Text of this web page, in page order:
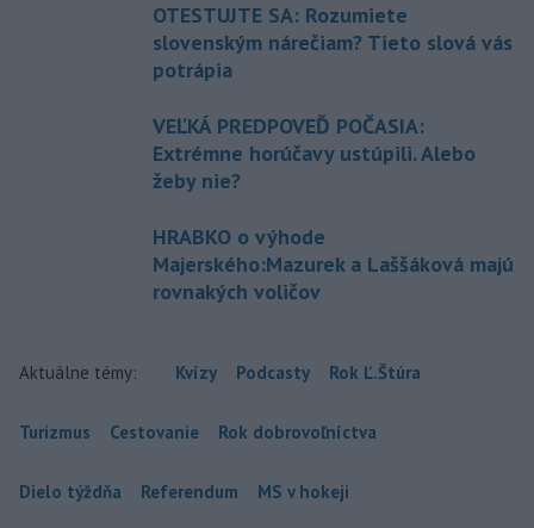
OTESTUJTE SA: Rozumiete
slovenským nárečiam? Tieto slová vás
potrápia
VEĽKÁ PREDPOVEĎ POČASIA:
Extrémne horúčavy ustúpili. Alebo
žeby nie?
HRABKO o výhode
Majerského:Mazurek a Laššáková majú
rovnakých voličov
Aktuálne témy: Kvízy Podcasty Rok Ľ.Štúra
Turizmus Cestovanie Rok dobrovoľníctva
Dielo týždňa Referendum MS v hokeji